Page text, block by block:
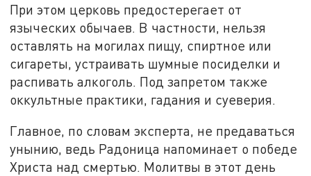
При этом церковь предостерегает от
языческих обычаев. В частности, нельзя
оставлять на могилах пищу, спиртное или
сигареты, устраивать шумные посиделки и
распивать алкоголь. Под запретом также
оккультные практики, гадания и суеверия.
Главное, по словам эксперта, не предаваться
унынию, ведь Радоница напоминает о победе
Христа над смертью. Молитвы в этот день